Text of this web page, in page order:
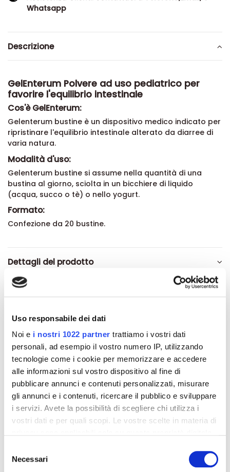
Uso responsabile dei dati
Noi e i nostri 1022 partner trattiamo i vostri dati
personali, ad esempio il vostro numero IP, utilizzando
tecnologie come i cookie per memorizzare e accedere
alle informazioni sul vostro dispositivo al fine di
pubblicare annunci e contenuti personalizzati, misurare
gli annunci e i contenuti, ricercare il pubblico e sviluppare
i servizi. Avete la possibilità di scegliere chi utilizza i
vostri dati e per quali scopi. Le vostre scelte in materia di
modificare o revocare il proprio consenso in qualsiasi
momento dalla Dichiarazione sui cookie o facendo clic
delNecessari
Whatsapp
Descrizione
GelEnterum Polvere ad uso pediatrico per
favorire l'equilibrio intestinale
Cos'è GelEnterum:
Gelenterum bustine è un dispositivo medico indicato per
ripristinare l'equilibrio intestinale alterato da diarree di
varia natura.
Modalità d'uso:
Gelenterum bustine si assume nella quantità di una
bustina al giorno, sciolta in un bicchiere di liquido
(acqua, succo o tè) o nello yogurt.
Formato:
Confezione da 20 bustine.
Dettagli del prodotto
Recensioni
Altri prodotti che potrebbero
interessarti
-42% -42%